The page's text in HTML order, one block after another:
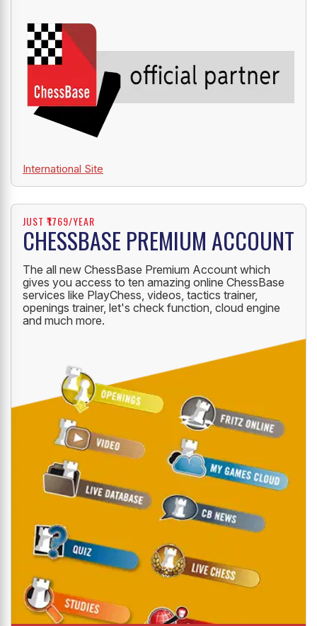
International Site
JUST ₹1769/YEAR
CHESSBASE PREMIUM ACCOUNT
The all new ChessBase Premium Account which
gives you access to ten amazing online ChessBase
services like PlayChess, videos, tactics trainer,
openings trainer, let's check function, cloud engine
and much more.